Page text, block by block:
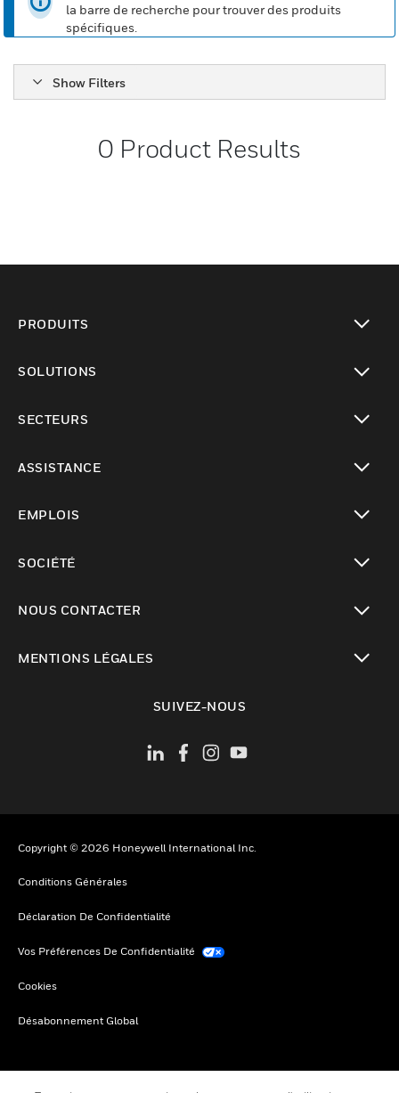
la barre de recherche pour trouver des produits
spécifiques.
Show Filters
0 Product Results
PRODUITS
SOLUTIONS
SECTEURS
ASSISTANCE
EMPLOIS
SOCIÉTÉ
NOUS CONTACTER
MENTIONS LÉGALES
SUIVEZ-NOUS
Copyright © 2026 Honeywell International Inc.
Conditions Générales
Déclaration De Confidentialité
Vos Préférences De Confidentialité
Cookies
Désabonnement Global